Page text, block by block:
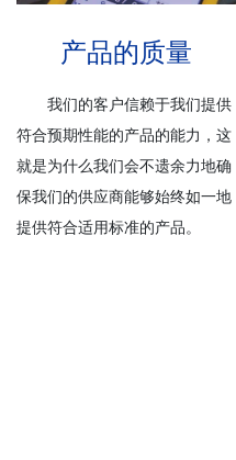
产品的质量
我们的客户信赖于我们提供
符合预期性能的产品的能力，这
就是为什么我们会不遗余力地确
保我们的供应商能够始终如一地
提供符合适用标准的产品。